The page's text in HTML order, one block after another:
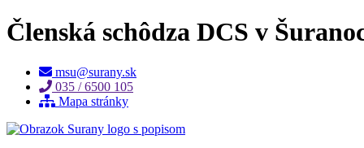
Členská schôdza DCS v
msu@surany.sk
035 / 6500 105
Mapa stránky